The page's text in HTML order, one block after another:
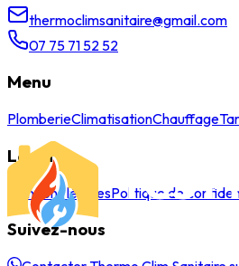
thermoclimsanitaire@gmail.com
07 75 71 52 52
Menu
PlomberieClimatisationChauffage
Légal
Mentions légalesPolitique de
Suivez-nous